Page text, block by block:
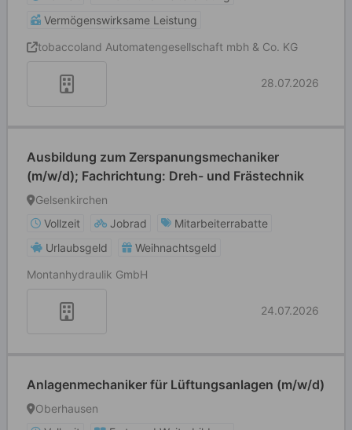
Vermögenswirksame Leistung
tobaccoland Automatengesellschaft mbh & Co. KG
28.07.2026
Ausbildung zum Zerspanungsmechaniker
(m/w/d); Fachrichtung: Dreh- und Frästechnik
Gelsenkirchen
Vollzeit
Jobrad
Mitarbeiterrabatte
Urlaubsgeld
Weihnachtsgeld
Montanhydraulik GmbH
24.07.2026
Anlagenmechaniker für Lüftungsanlagen (m/w/d)
Oberhausen